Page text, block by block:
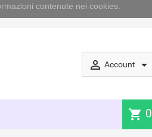
perm_identity Account arrow_drop_down
shopping_cart 0
contenute nei cookies.